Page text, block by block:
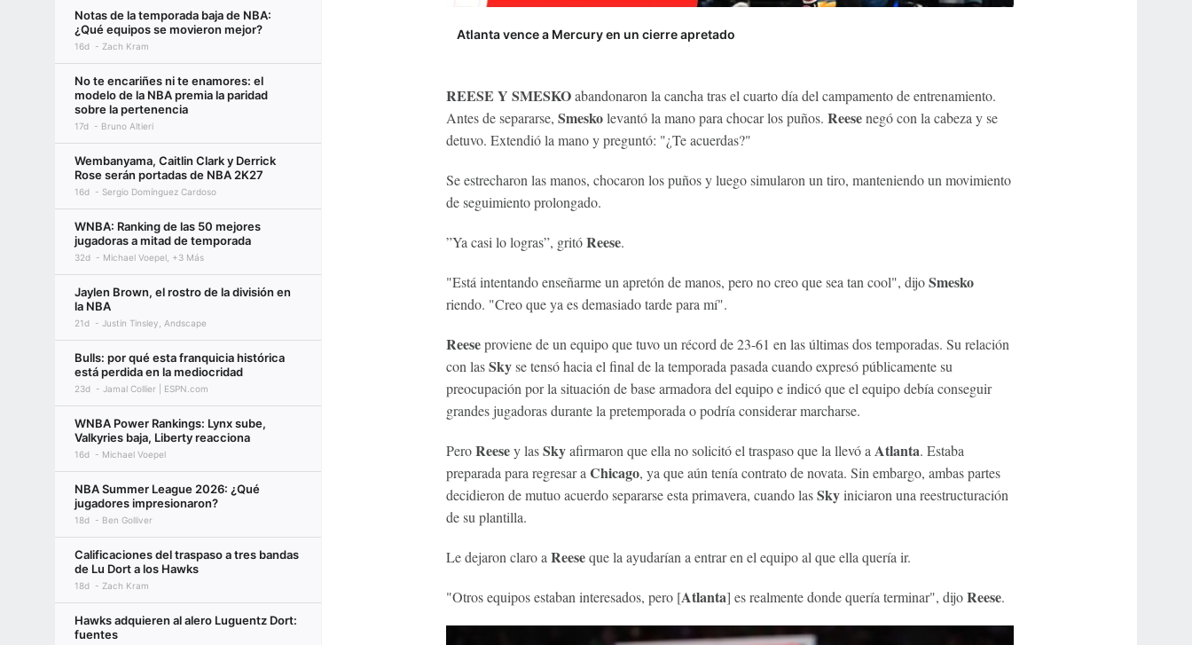
Notas de la temporada baja de NBA:
¿Qué equipos se movieron mejor?
16d Zach Kram
No te encariñes ni te enamores: el
modelo de la NBA premia la paridad
sobre la pertenencia
17d Bruno Altieri
Wembanyama, Caitlin Clark y Derrick
Rose serán portadas de NBA 2K27
16d Sergio Domínguez Cardoso
WNBA: Ranking de las 50 mejores
jugadoras a mitad de temporada
32d Michael Voepel, +3 Más
Jaylen Brown, el rostro de la división en
la NBA
21d Justin Tinsley, Andscape
Bulls: por qué esta franquicia histórica
está perdida en la mediocridad
23d Jamal Collier | ESPN.com
WNBA Power Rankings: Lynx sube,
Valkyries baja, Liberty reacciona
16d Michael Voepel
NBA Summer League 2026: ¿Qué
jugadores impresionaron?
18d Ben Golliver
Calificaciones del traspaso a tres bandas
de Lu Dort a los Hawks
18d Zach Kram
Hawks adquieren al alero Luguentz Dort:
fuentes
Atlanta vence a Mercury en un cierre apretado
REESE Y SMESKOabandonaron la cancha tras el cuarto día del campamento de entrenamiento.
Antes de separarse, Smeskolevantó la mano para chocar los puños. Reesenegó con la cabeza y se
detuvo. Extendió la mano y preguntó: "¿Te acuerdas?"
Se estrecharon las manos, chocaron los puños y luego simularon un tiro, manteniendo un movimiento
de seguimiento prolongado.
”Ya casi lo logras”, gritóReese.
"Está intentando enseñarme un apretón de manos, pero no creo que sea tan cool", dijoSmesko
riendo. "Creo que ya es demasiado tarde para mí".
Reeseproviene de un equipo que tuvo un récord de 23-61 en las últimas dos temporadas. Su relación
con lasSkyse tensó hacia el final de la temporada pasada cuando expresó públicamente su
preocupación por la situación de base armadora del equipo e indicó que el equipo debía conseguir
grandes jugadoras durante la pretemporada o podría considerar marcharse.
PeroReesey lasSkyafirmaron que ella no solicitó el traspaso que la llevó a Atlanta. Estaba
preparada para regresar a Chicago, ya que aún tenía contrato de novata. Sin embargo, ambas partes
decidieron de mutuo acuerdo separarse esta primavera, cuando lasSkyiniciaron una reestructuración
de su plantilla.
Le dejaron claro a Reeseque la ayudarían a entrar en el equipo al que ella quería ir.
"Otros equipos estaban interesados, pero [Atlanta] es realmente donde quería terminar", dijoReese.